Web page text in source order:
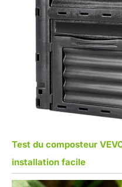
Test du composteur
installation facile